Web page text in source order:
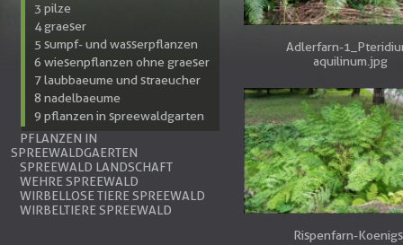
3 pilze
4 graeser
5 sumpf- und wasserpflanzen
6 wiesenpflanzen ohne graeser
7 laubbaeume und straeucher
8 nadelbaeume
9 pflanzen in spreewaldgarten
PFLANZEN IN
SPREEWALDGAERTEN
SPREEWALD LANDSCHAFT
WEHRE SPREEWALD
WIRBELLOSE TIERE SPREEWALD
WIRBELTIERE SPREEWALD
Adlerfarn-
aquilinum.jpg
Rispenfarn-